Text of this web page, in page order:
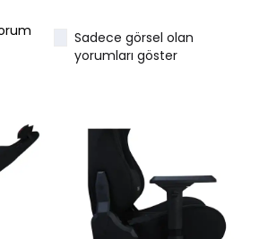
Sadece görsel olan
yorumları göster